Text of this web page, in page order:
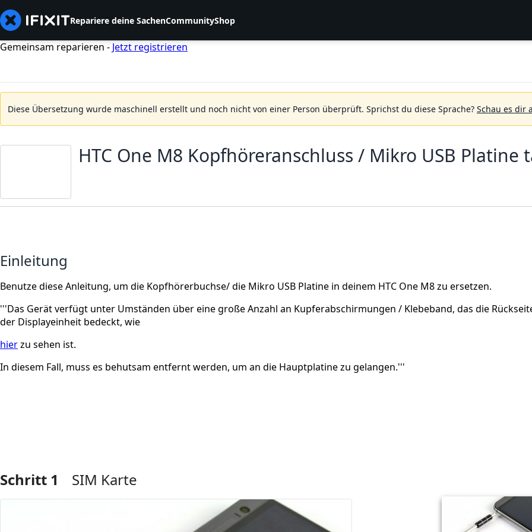
Repariere deine SachenCommunityShop
Gemeinsam reparieren - Jetzt registrieren
Diese Übersetzung wurde maschinell erstellt und noch nicht von einer Person überprüft. Sprichst du diese Sprache? Schau es dir
HTC One M8 Kopfhöreranschluss / Mikro USB Platine
Einleitung
Benutze diese Anleitung, um die Kopfhörerbuchse/ die Mikro USB Platine in deinem HTC One M8 zu ersetzen.
'''Das Gerät verfügt unter Umständen über eine große Anzahl an Kupferabschirmungen / Klebeband, das die
der Displayeinheit bedeckt, wie
hierzu sehen ist.
In diesem Fall, muss es behutsam entfernt werden, um an die Hauptplatine zu gelangen.'''
Schritt 1 SIM Karte